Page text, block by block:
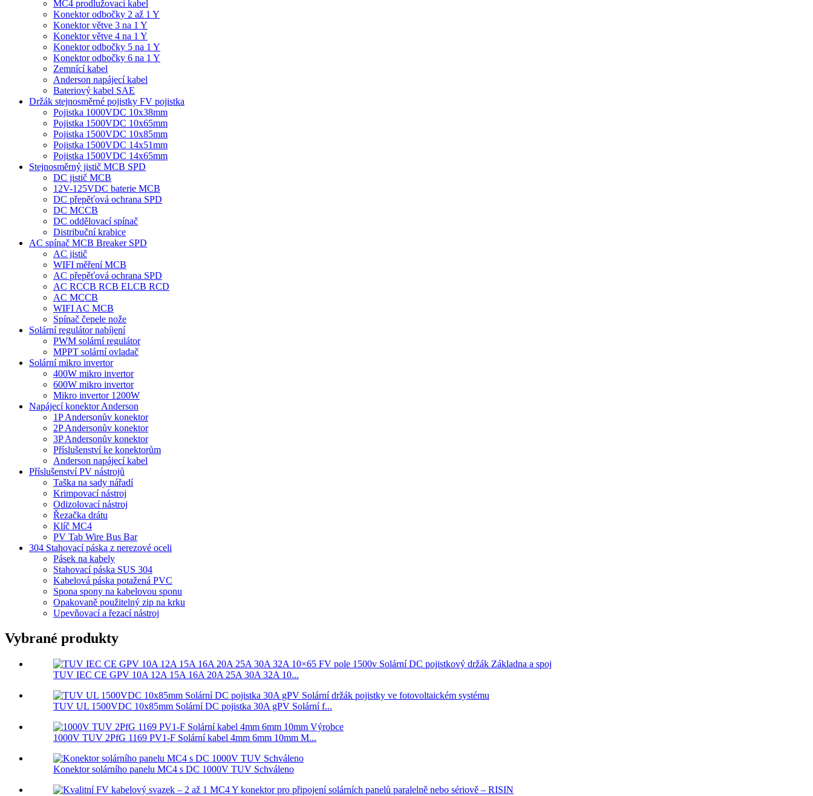
MC4 prodlužovací kabel
Konektor odbočky 2 až 1 Y
Konektor větve 3 na 1 Y
Konektor větve 4 na 1 Y
Konektor odbočky 5 na 1 Y
Konektor odbočky 6 na 1 Y
Zemnící kabel
Anderson napájecí kabel
Bateriový kabel SAE
Držák stejnosměrné pojistky FV pojistka
Pojistka 1000VDC 10x38mm
Pojistka 1500VDC 10x65mm
Pojistka 1500VDC 10x85mm
Pojistka 1500VDC 14x51mm
Pojistka 1500VDC 14x65mm
Stejnosměrný jistič MCB SPD
DC jistič MCB
12V-125VDC baterie MCB
DC přepěťová ochrana SPD
DC MCCB
DC oddělovací spínač
Distribuční krabice
AC spínač MCB Breaker SPD
AC jistič
WIFI měření MCB
AC přepěťová ochrana SPD
AC RCCB RCB ELCB RCD
AC MCCB
WIFI AC MCB
Spínač čepele nože
Solární regulátor nabíjení
PWM solární regulátor
MPPT solární ovladač
Solární mikro invertor
400W mikro invertor
600W mikro invertor
Mikro invertor 1200W
Napájecí konektor Anderson
1P Andersonův konektor
2P Andersonův konektor
3P Andersonův konektor
Příslušenství ke konektorům
Anderson napájecí kabel
Příslušenství PV nástrojů
Taška na sady nářadí
Krimpovací nástroj
Odizolovací nástroj
Řezačka drátu
Klíč MC4
PV Tab Wire Bus Bar
304 Stahovací páska z nerezové oceli
Pásek na kabely
Stahovací páska SUS 304
Kabelová páska potažená PVC
Spona spony na kabelovou sponu
Opakovaně použitelný zip na krku
Upevňovací a řezací nástroj
Vybrané produkty
TUV IEC CE GPV 10A 12A 15A 16A 20A 25A 30A 32A 10...
TUV UL 1500VDC 10x85mm Solární DC pojistka 30A gPV Solární f...
1000V TUV 2PfG 1169 PV1-F Solární kabel 4mm 6mm 10mm M...
Konektor solárního panelu MC4 s DC 1000V TUV Schváleno